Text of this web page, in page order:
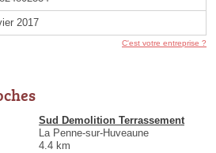
2017
C'est votre entreprise ?
Sud Demolition Terrassement
La Penne-sur-Huveaune
4.4 km